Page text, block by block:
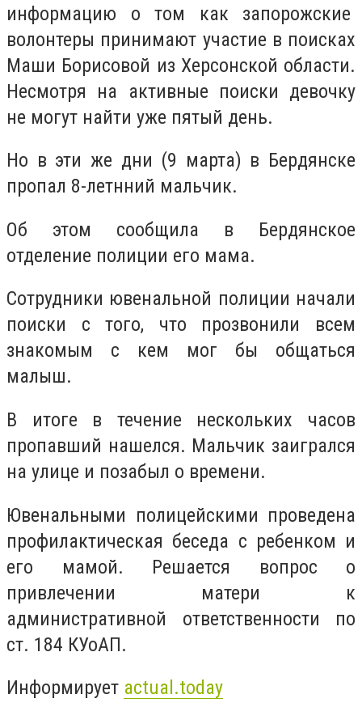
информацию о том как запорожские
волонтеры принимают участие в поисках
Маши Борисовой из Херсонской области.
Несмотря на активные поиски девочку
не могут найти уже пятый день.
Но в эти же дни (9 марта) в Бердянске
пропал 8-летнний мальчик.
Об этом сообщила в Бердянское
отделение полиции его мама.
Сотрудники ювенальной полиции начали
поиски с того, что прозвонили всем
знакомым с кем мог бы общаться
малыш.
В итоге в течение нескольких часов
пропавший нашелся. Мальчик заигрался
на улице и позабыл о времени.
Ювенальными полицейскими проведена
профилактическая беседа с ребенком и
его мамой. Решается вопрос о
привлечении матери к
административной ответственности по
ст. 184 КУоАП.
Информирует actual.today